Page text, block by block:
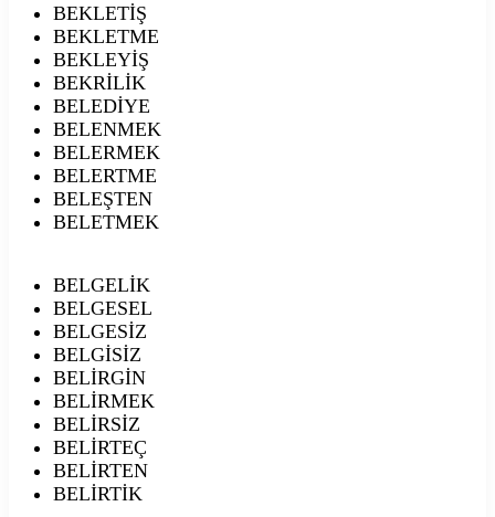
BEKLETİŞ
BEKLETME
BEKLEYİŞ
BEKRİLİK
BELEDİYE
BELENMEK
BELERMEK
BELERTME
BELEŞTEN
BELETMEK
BELGELİK
BELGESEL
BELGESİZ
BELGİSİZ
BELİRGİN
BELİRMEK
BELİRSİZ
BELİRTEÇ
BELİRTEN
BELİRTİK